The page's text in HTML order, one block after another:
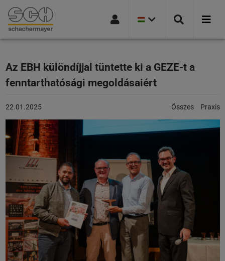
MAGYARORSZÁG
Az EBH különdíjjal tüntette ki a GEZE-t a
fenntarthatósági megoldásaiért
A
következő
honlapon
jelent
meg:
22.01.2025
22.01.2025 Kategóriák:
Összes Praxis